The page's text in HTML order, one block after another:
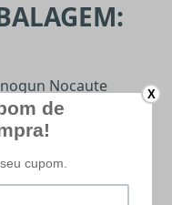
Nocaute X